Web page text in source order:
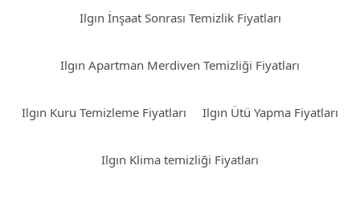
Ilgın İnşaat Sonrası Temizlik Fiyatları
Ilgın Apartman Merdiven Temizliği Fiyatları
Ilgın Kuru Temizleme Fiyatları Ilgın Ütü Yapma Fiyatları
Ilgın Klima temizliği Fiyatları